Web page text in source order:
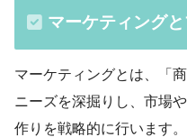
マーケティング
マーケティングとは、「
ニーズを深掘りし、市場
作りを戦略的に行います